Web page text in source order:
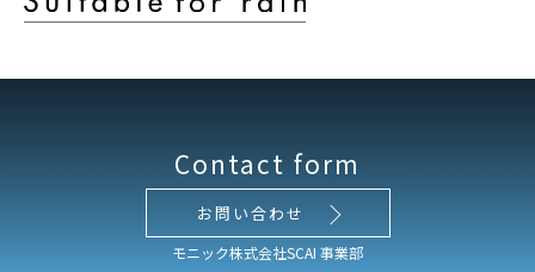
Contact form
お問い合わせ
モニック株式会社SCAI 事業部